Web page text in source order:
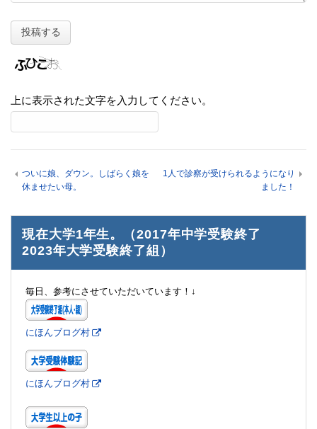
上に表示された文字を入力してください。
ついに娘、ダウン。しばらく娘を
休ませたい母。
1人で診察が受けられるようになり
ました！
現在大学1年生。（2017年中学受験終了
2023年大学受験終了組）
毎日、参考にさせていただいています！↓
にほんブログ村
にほんブログ村